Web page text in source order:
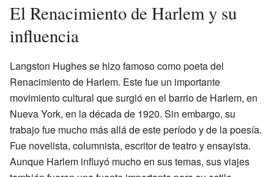
El Renacimiento de Harlem y su
influencia
Langston Hughes se hizo famoso como poeta del
Renacimiento de Harlem. Este fue un importante
movimiento cultural que surgió en el barrio de Harlem, en
Nueva York, en la década de 1920. Sin embargo, su
trabajo fue mucho más allá de este período y de la poesía.
Fue novelista, columnista, escritor de teatro y ensayista.
Aunque Harlem influyó mucho en sus temas, sus viajes